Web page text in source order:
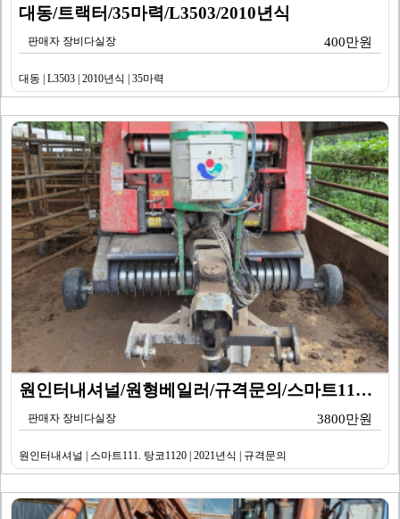
대동/트랙터/35마력/L3503/2010년식
판매자 장비다실장 400만원
대동 | L3503 | 2010년식 | 35마력
원인터내셔널/원형베일러/규격문의/스마트111. 탕코11…
판매자 장비다실장 3800만원
원인터내셔널 | 스마트111. 탕코1120 | 2021년식 | 규격문의